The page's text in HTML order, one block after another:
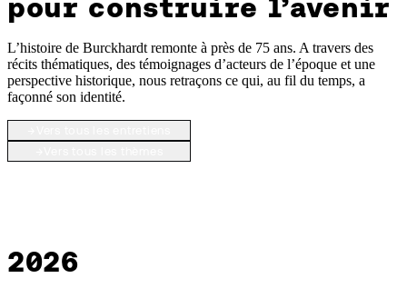
→
l’histoire
pour
construire
l’avenir
pour construire l’avenir
L’histoire de Burckhardt remonte à près de 75 ans. A travers des
récits thématiques, des témoignages d’acteurs de l’époque et une
perspective historique, nous retraçons ce qui, au fil du temps, a
façonné son identité.
2026